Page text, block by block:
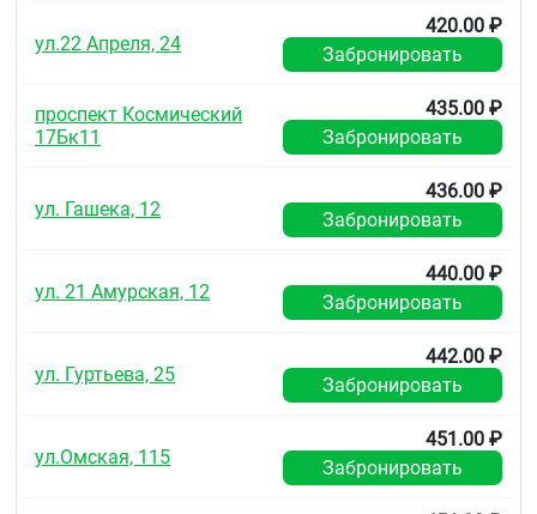
ул.22 Апреля, 24
420.00 ₽
Забронировать
проспект Космический
17Бк11
435.00 ₽
Забронировать
ул. Гашека, 12
436.00 ₽
Забронировать
ул. 21 Амурская, 12
440.00 ₽
Забронировать
ул. Гуртьева, 25
442.00 ₽
Забронировать
ул.Омская, 115
451.00 ₽
Забронировать